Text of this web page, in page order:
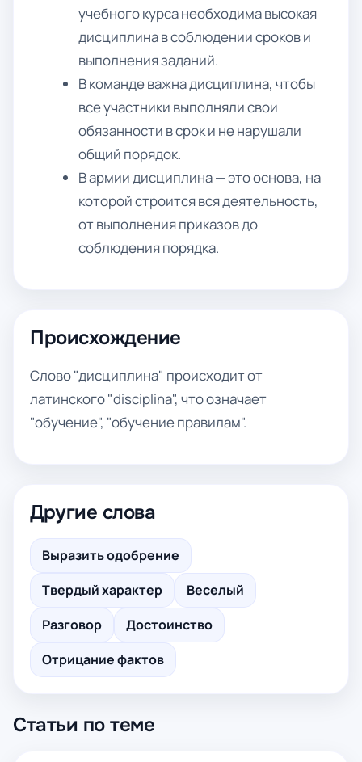
учебного курса необходима высокая
дисциплина в соблюдении сроков и
выполнения заданий.
В команде важна дисциплина, чтобы
все участники выполняли свои
обязанности в срок и не нарушали
общий порядок.
В армии дисциплина — это основа, на
которой строится вся деятельность,
от выполнения приказов до
соблюдения порядка.
Происхождение
Слово "дисциплина" происходит от
латинского "disciplina", что означает
"обучение", "обучение правилам".
Другие слова
Выразить одобрение
Твердый характер
Веселый
Разговор
Достоинство
Отрицание фактов
Статьи по теме